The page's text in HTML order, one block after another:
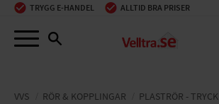
Meny
TRYGG E-HANDEL ALLTID BRA PRISER
VVS RÖR & KOPPLINGAR PLASTRÖR - TRYCK